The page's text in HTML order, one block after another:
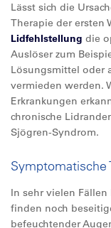
Lässt sich die
Therapie der ersten
Lidfehlstellung die
Auslöser zum
Lösungsmittel oder
vermieden werden.
Erkrankungen
chronische
Sjögren-Syndrom.
Symptomatische
In sehr vielen
finden noch
befeuchtender